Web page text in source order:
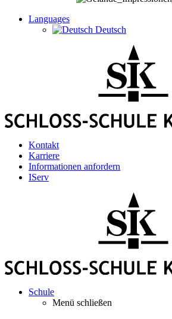
Languages
Deutsch
Kontakt
Karriere
Informationen anfordern
IServ
Schule
Menü schließen